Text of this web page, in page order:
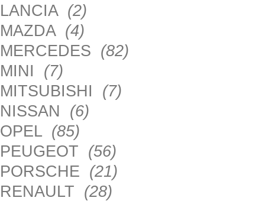
LANCIA (2)
MAZDA (4)
MERCEDES (82)
MINI (7)
MITSUBISHI (7)
NISSAN (6)
OPEL (85)
PEUGEOT (56)
PORSCHE (21)
RENAULT (28)